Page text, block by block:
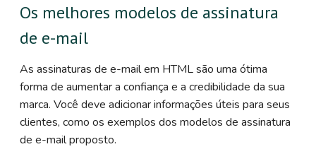
Os melhores modelos de assinatura
de e-mail
As assinaturas de e-mail em HTML são uma ótima
forma de aumentar a confiança e a credibilidade da sua
marca. Você deve adicionar informações úteis para seus
clientes, como os exemplos dos modelos de assinatura
de e-mail proposto.